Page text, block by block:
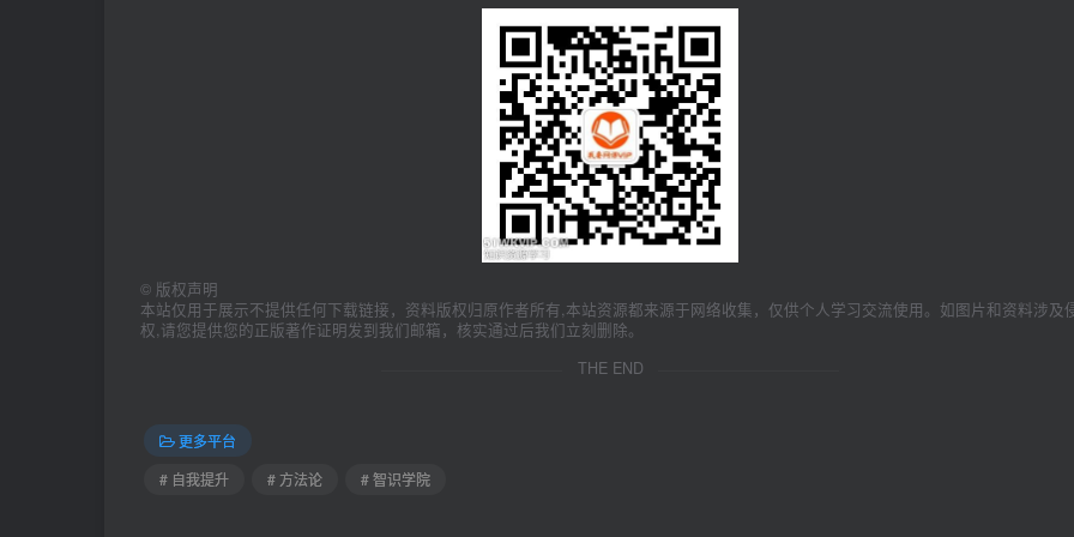
© 版权声明
本站仅用于展示不提供任何下载链接，资料版权归原作者所有,本站资源都来源于网络收集，仅供个人学习交流使用。如图片和资料涉及
权,请您提供您的正版著作证明发到我们邮箱，核实通过后我们立刻删除。
THE END
更多平台
# 自我提升
# 方法论 # 智识学院